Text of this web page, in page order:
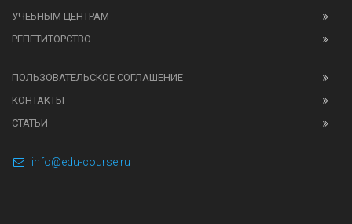
УЧЕБНЫМ ЦЕНТРАМ
РЕПЕТИТОРСТВО
ПОЛЬЗОВАТЕЛЬСКОЕ СОГЛАШЕНИЕ
КОНТАКТЫ
СТАТЬИ
info@edu-course.ru